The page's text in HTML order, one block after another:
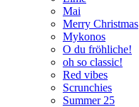
Mai
Merry Christmas
Mykonos
O du fröhliche!
oh so classic!
Red vibes
Scrunchies
Summer 25